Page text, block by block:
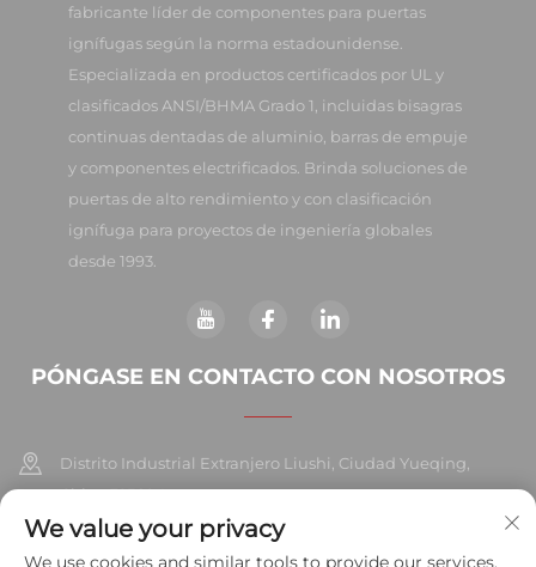
fabricante líder de componentes para puertas
ignífugas según la norma estadounidense.
Especializada en productos certificados por UL y
clasificados ANSI/BHMA Grado 1, incluidas bisagras
continuas dentadas de aluminio, barras de empuje
y componentes electrificados. Brinda soluciones de
puertas de alto rendimiento y con clasificación
ignífuga para proyectos de ingeniería globales
desde 1993.
PÓNGASE EN CONTACTO CON NOSOTROS
Distrito Industrial Extranjero Liushi, Ciudad Yueqing,
China 325604
+86-577-57572007
We value your privacy
We use cookies and similar tools to provide our services.